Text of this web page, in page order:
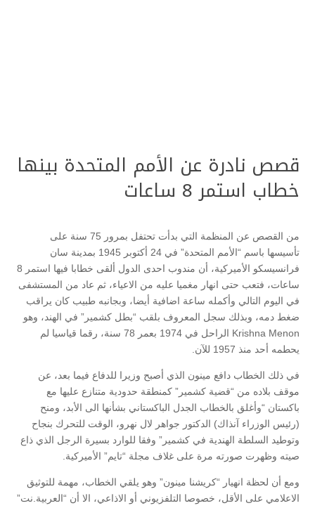
قصص نادرة عن الأمم المتحدة بينها
خطاب استمر 8 ساعات
من القصص عن المنظمة التي بدأت تحتفل بمرور 75 سنة على
تأسيسها باسم “الأمم المتحدة” في 24 أكتوبر 1945 بمدينة سان
فرانسيسكو الأميركية، أن مندوب احدى الدول ألقى خطابا فيها استمر 8
ساعات، فتعب حتى انهار مغميا عليه من الاعياء، ثم عاد من المستشفى
في اليوم التالي وأكمله ساعة اضافية أيضا، وبجانبه طبيب كان يراقب
ضغط دمه، وبذلك سجل المعروف بلقب “بطل كشمير” في الهند، وهو
Krishna Menon الراحل في 1974 بعمر 78 سنة، رقما قياسيا لم
يحطمه أحد منذ 1957 للآن.
في ذلك الخطاب دافع مينون الذي أصبح وزيرا للدفاع فيما بعد، عن
موقف بلاده من “قضية كشمير” كمنطقة حدودية متنازع عليها مع
باكستان “وأغلق بالخطاب الجدل الباكستاني بشأنها الى الأبد، ومنح
(رئيس الوزراء آنذاك) الدكتور جواهر لال نهرو، الوقت للتحرك بنجاح
وتوطيد السلطة الهندية في كشمير” وفقا للوارد بسيرة الرجل الذي ذاع
صيته وظهرت صورته مرة على غلاف مجلة “تايم” الأميركية.
ومع أن لحظة انهيار “كريشنا مينون” وهو يلقي الخطاب، مهمة للتوثيق
الاعلامي على الأقل، خصوصا التلفزيوني أو الاذاعي، الا أن “العربية.نت”